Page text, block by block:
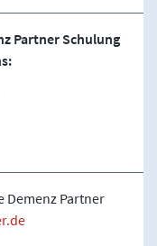
Partner Schulung
Partner